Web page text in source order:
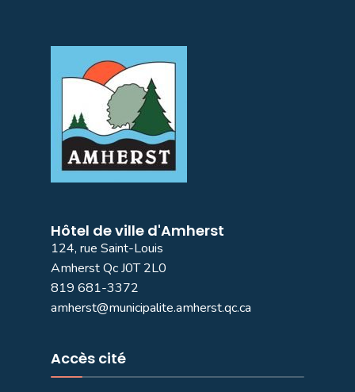
Hôtel de ville d'Amherst
124, rue Saint-Louis
Amherst Qc J0T 2L0
819 681-3372
amherst@municipalite.amherst.qc.ca
Accès cité